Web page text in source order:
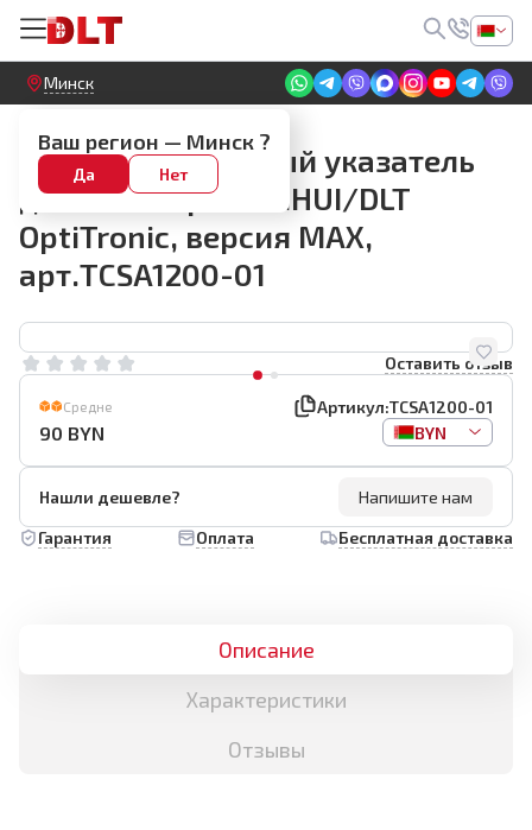
Круглосуточный! Прием заявок на сайте
Минск
Ваш регион — Минск ?
Да Нет
BIHUI арт.TCSA
Запасной лазерный указатель
для плиткореза BIHUI/DLT
OptiTronic, версия MAX,
арт.TCSA1200-01
Оставить отзыв
Средне Артикул:TCSA1200-01
90 BYN BYN
Нашли дешевле?
Напишите нам
Гарантия
Оплата Бесплатная доставка
Описание
Характеристики
Отзывы